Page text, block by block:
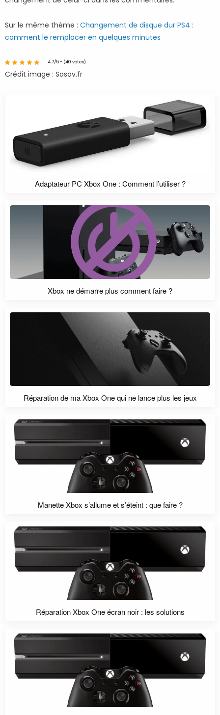
Sur le même thème : Changement de disque dur PS4 :
comment le remplacer en quelques minutes
4.7/5 - (40 votes)
Crédit image : Sosav.fr
Adaptateur PC Xbox One : Comment l’utiliser ?
Xbox ne démarre plus comment faire ?
Réparation de ma Xbox One qui ne lance plus les jeux
Manette Xbox s’allume et s’éteint : que faire ?
Réparation Xbox One écran noir : les solutions